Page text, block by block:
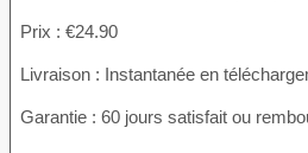
Prix : €24.90
Livraison : Instantanée en
Garantie : 60 jours satisfait ou